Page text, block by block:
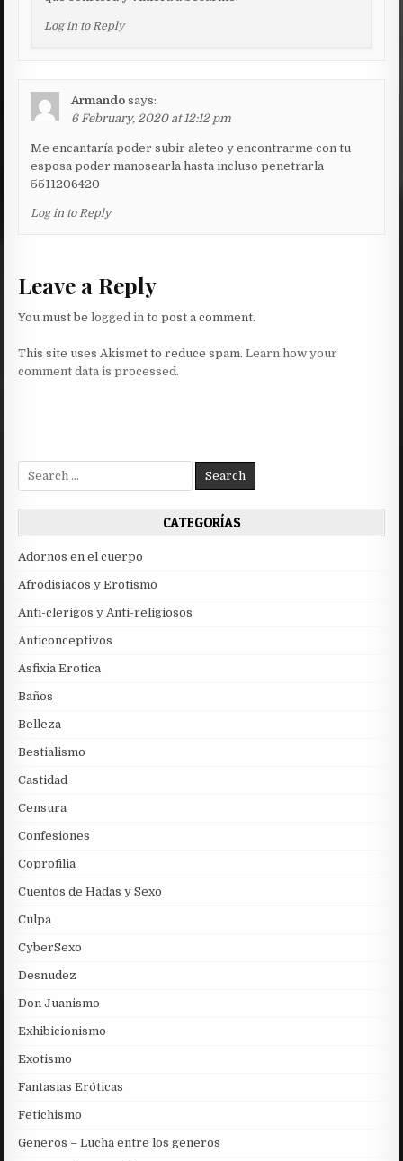
Log in to Reply
Armando says:
6 February, 2020 at 12:12 pm
Me encantaría poder subir aleteo y encontrarme con tu
esposa poder manosearla hasta incluso penetrarla
5511206420
Log in to Reply
Leave a Reply
You must belogged in to post a comment.
This site uses Akismet to reduce spam.Learn how your
comment data is processed.
CATEGORÍAS
Adornos en el cuerpo
Afrodisiacos y Erotismo
Anti-clerigos y Anti-religiosos
Anticonceptivos
Asfixia Erotica
Baños
Belleza
Bestialismo
Castidad
Censura
Confesiones
Coprofilia
Cuentos de Hadas y Sexo
Culpa
CyberSexo
Desnudez
Don Juanismo
Exhibicionismo
Exotismo
Fantasias Eróticas
Fetichismo
Generos – Lucha entre los generos